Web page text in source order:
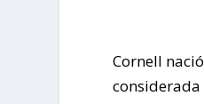
Cornell
considerada